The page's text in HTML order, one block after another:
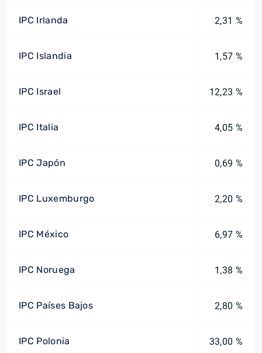
IPC Irlanda 2,31 %
IPC Islandia 1,57 %
IPC Israel 12,23 %
IPC Italia 4,05 %
IPC Japón 0,69 %
IPC Luxemburgo 2,20 %
IPC México 6,97 %
IPC Noruega 1,38 %
IPC Países Bajos 2,80 %
IPC Polonia 33,00 %